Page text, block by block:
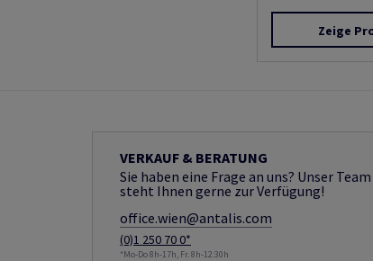
Zeige
VERKAUF & BERATUNG
Sie haben eine Frage an uns? Unser Team
steht Ihnen gerne zur Verfügung!
office.wien@antalis.com
(0)1 250 70 0*
*Mo-Do 8h-17h, Fr. 8h-12:30h